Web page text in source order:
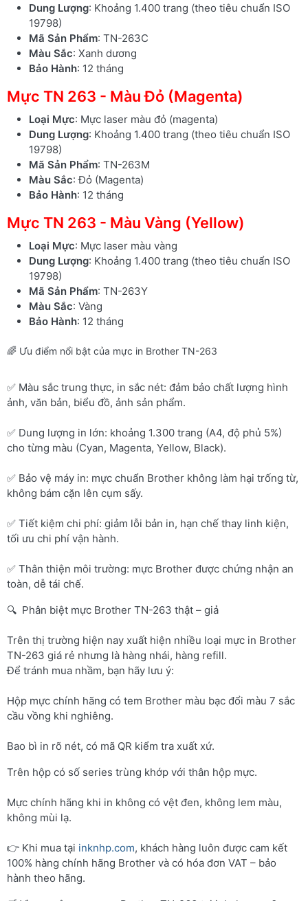
Dung Lượng: Khoảng 1.400 trang (theo tiêu chuẩn ISO
19798)
Mã Sản Phẩm: TN-263C
Màu Sắc: Xanh dương
Bảo Hành: 12 tháng
Mực TN 263 - Màu Đỏ (Magenta)
Loại Mực: Mực laser màu đỏ (magenta)
Dung Lượng: Khoảng 1.400 trang (theo tiêu chuẩn ISO
19798)
Mã Sản Phẩm: TN-263M
Màu Sắc: Đỏ (Magenta)
Bảo Hành: 12 tháng
Mực TN 263 - Màu Vàng (Yellow)
Loại Mực: Mực laser màu vàng
Dung Lượng: Khoảng 1.400 trang (theo tiêu chuẩn ISO
19798)
Mã Sản Phẩm: TN-263Y
Màu Sắc: Vàng
Bảo Hành: 12 tháng
🌈 Ưu điểm nổi bật của mực in Brother TN-263
✅ Màu sắc trung thực, in sắc nét: đảm bảo chất lượng hình
ảnh, văn bản, biểu đồ, ảnh sản phẩm.
✅ Dung lượng in lớn: khoảng 1.300 trang (A4, độ phủ 5%)
cho từng màu (Cyan, Magenta, Yellow, Black).
✅ Bảo vệ máy in: mực chuẩn Brother không làm hại trống từ,
không bám cặn lên cụm sấy.
✅ Tiết kiệm chi phí: giảm lỗi bản in, hạn chế thay linh kiện,
tối ưu chi phí vận hành.
✅ Thân thiện môi trường: mực Brother được chứng nhận an
toàn, dễ tái chế.
🔍 Phân biệt mực Brother TN-263 thật – giả
Trên thị trường hiện nay xuất hiện nhiều loại mực in Brother
TN-263 giá rẻ nhưng là hàng nhái, hàng refill.
Để tránh mua nhầm, bạn hãy lưu ý:
Hộp mực chính hãng có tem Brother màu bạc đổi màu 7 sắc
cầu vồng khi nghiêng.
Bao bì in rõ nét, có mã QR kiểm tra xuất xứ.
Trên hộp có số series trùng khớp với thân hộp mực.
Mực chính hãng khi in không có vệt đen, không lem màu,
không mùi lạ.
👉 Khi mua tại inknhp.com, khách hàng luôn được cam kết
100% hàng chính hãng Brother và có hóa đơn VAT – bảo
hành theo hãng.